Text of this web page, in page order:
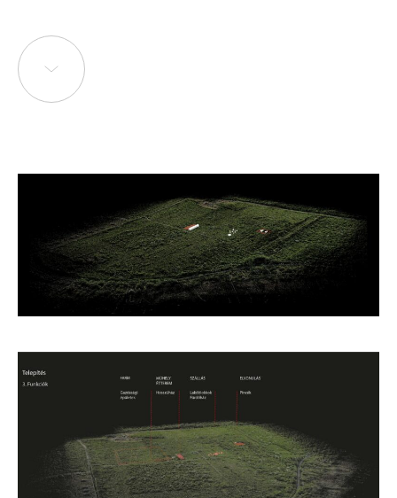
új keletű gondolat, hasonló programokkal
találkozhatunk külföldi egyetemekhez kapcsolódó
farm gazdaságokat megvizsgálva (USA, Hollandia
stb.), emellett az eddigi balatoni MOME MAG és Bója
módszertanok integrálásába csatornázza, kiemelten
fókuszálva az ökológiai kihívásokra.